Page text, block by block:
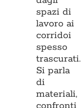
spazi di
lavoro ai
corridoi
spesso
trascurati.
Si parla
di
materiali,